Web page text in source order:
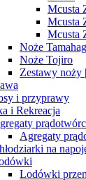
Mcusta
Mcusta
Mcusta
Noże
Noże Tojiro
Zestawy noży
i przyprawy
i Rekreacja
Agregaty
na
Lodówki